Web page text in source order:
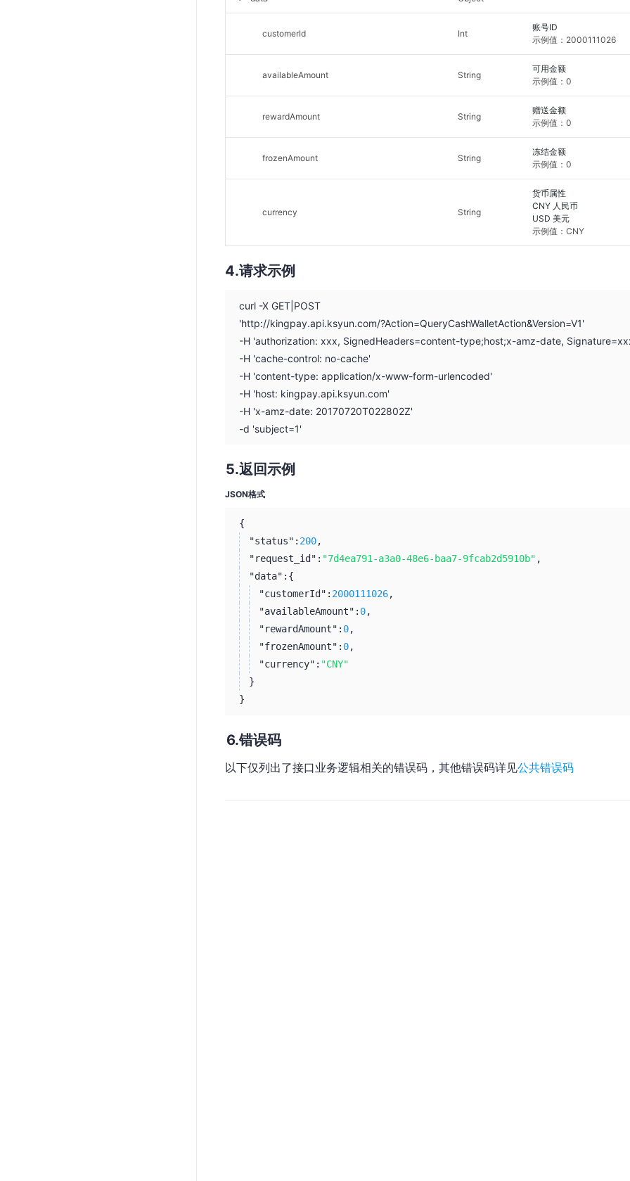
customerId Int
账号ID
示例值：2000111026
availableAmount String
可用金额
示例值：0
rewardAmount String
赠送金额
示例值：0
frozenAmount String
冻结金额
示例值：0
currency String
货币属性
CNY 人民币
USD 美元
示例值：CNY
请求示例
curl -X GET|POST
'http://kingpay.api.ksyun.com/?Action=QueryCashWalletAction&Version=V1'
-H 'authorization: xxx, SignedHeaders=content-type;host;x-amz-date,
-H 'cache-control: no-cache'
-H 'content-type: application/x-www-form-urlencoded'
-H 'host: kingpay.api.ksyun.com'
-H 'x-amz-date: 20170720T022802Z'
-d 'subject=1'
返回示例
JSON格式
{
"status": 200,
"request_id": "7d4ea791-a3a0-48e6-baa7-9fcab2d5910b" ,
"data": {
"customerId": 2000111026,
"availableAmount": 0,
"rewardAmount": 0,
"frozenAmount": 0,
"currency": "CNY"
}
}
错误码
以下仅列出了接口业务逻辑相关的错误码，其他错误码详见公共错误码